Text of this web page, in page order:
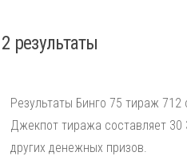
результаты
Результаты Бинго 75 тираж 712
Джекпот тиража составляет
других денежных призов.